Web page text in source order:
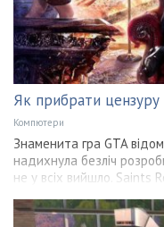
Як прибрати
Компютери
Знаменита гра GTA
надихнула безліч
не у всіх вийшло. Saints